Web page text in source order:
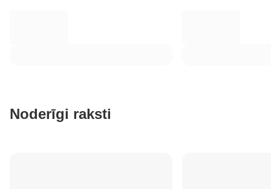
Noderīgi raksti